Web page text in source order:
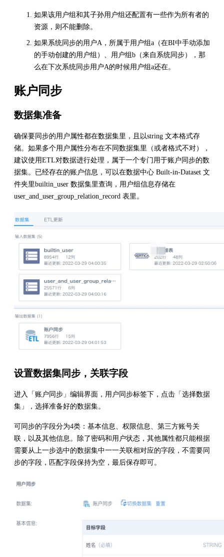
如果该用户组和其子孙用户组还配置有一些作为所有者的
资源，则不能删除。
如果系统同步的用户A，所属于用户组a（在BI中手动添加
的手动创建的用户组）、用户组b（来自系统同步），那
么在下次系统同步用户A的时候用户组a还在。
账户同步
数据集准备
确保要同步的用户属性都在数据集里，且以string 文本格式存
储。如果多个用户属性分布在不同数据集里（或者格式不对），
建议使用ETL对数据进行处理，属于一个专门用于账户同步的数
据集。已经存在的账户信息，可以在数据中心 Built-in-Dataset 文
件夹里builtin_user 数据集里查询，用户组信息存储在
user_and_user_group_relation_record 表里。
设置数据集同步，关联字段
进入「账户同步」编辑界面，用户同步标签下，点击「选择数据
集」，选择准备好的数据集。
可同步的字段分为4类：基本信息、权限信息、第三方账号关
联，以及其他信息。除了密码和用户状态，其他属性都只能根据
需要从上一步选中的数据集中一一关联相对应的字段，不需要同
步的字段，匹配字段保持为空，最后保存即可。